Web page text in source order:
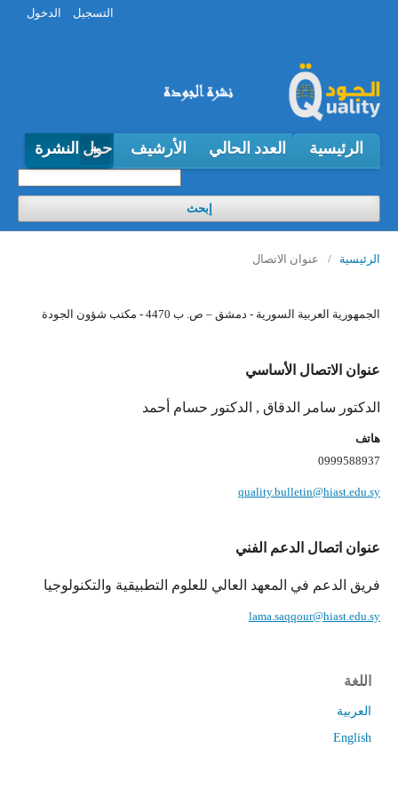
الرئيسية العدد الحالي الأرشيف حول النشرة
إبحث
التسجيل الدخول
الرئيسية / عنوان الاتصال
الجمهورية العربية السورية - دمشق – ص. ب 4470 - مكتب شؤون الجودة
عنوان الاتصال الأساسي
الدكتور سامر الدقاق , الدكتور حسام أحمد
هاتف
0999588937
quality.bulletin@hiast.edu.sy
عنوان اتصال الدعم الفني
فريق الدعم في المعهد العالي للعلوم التطبيقية والتكنولوجيا
lama.saqqour@hiast.edu.sy
اللغة
العربية
English